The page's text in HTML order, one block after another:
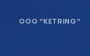
ООО "KETRING"